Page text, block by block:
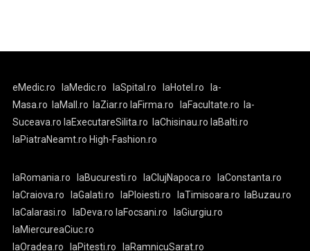
eMedic.ro laMedic.ro laSpital.ro laHotel.ro
la-
Masa.ro
laMall.ro laZiar.ro laFirma.ro laFacultate.ro
la-
Suceava.ro laExecutareSilita.ro laChisinau.ro laBalti.ro
laPiatraNeamt.ro High-Fashion.ro
laRomania.ro laBucuresti.ro laClujNapoca.ro
laConstanta.ro
laCraiova.ro
laGalati.ro laPloiesti.ro laTimisoara.ro
laBuzau.ro
laCalarasi.ro
laDeva.ro laFocsani.ro
laGiurgiu.ro
laMiercureaCiuc.ro
laOradea.ro
laPitesti.ro laRamnicuSarat.ro